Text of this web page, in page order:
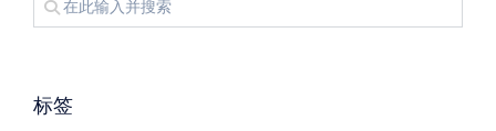
标签